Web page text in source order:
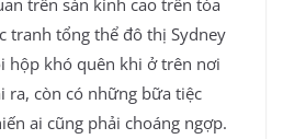
trên sàn kính cao trên tòa
tranh tổng thể đô thị Sydney
hộp khó quên khi ở trên nơi
ra, còn có những bữa tiệc
ai cũng phải choáng ngợp.